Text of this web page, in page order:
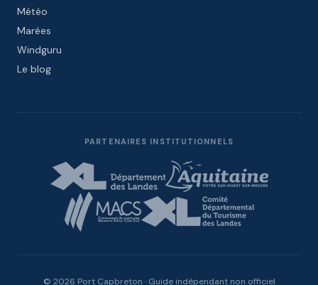
Météo
Marées
Windguru
Le blog
PARTENAIRES INSTITUTIONNELS
© 2026 Port Capbreton · Guide indépendant non officiel